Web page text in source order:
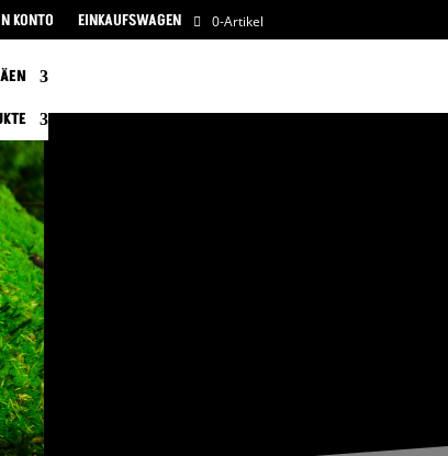
KONTO EINKAUFSWAGEN 0-Artikel